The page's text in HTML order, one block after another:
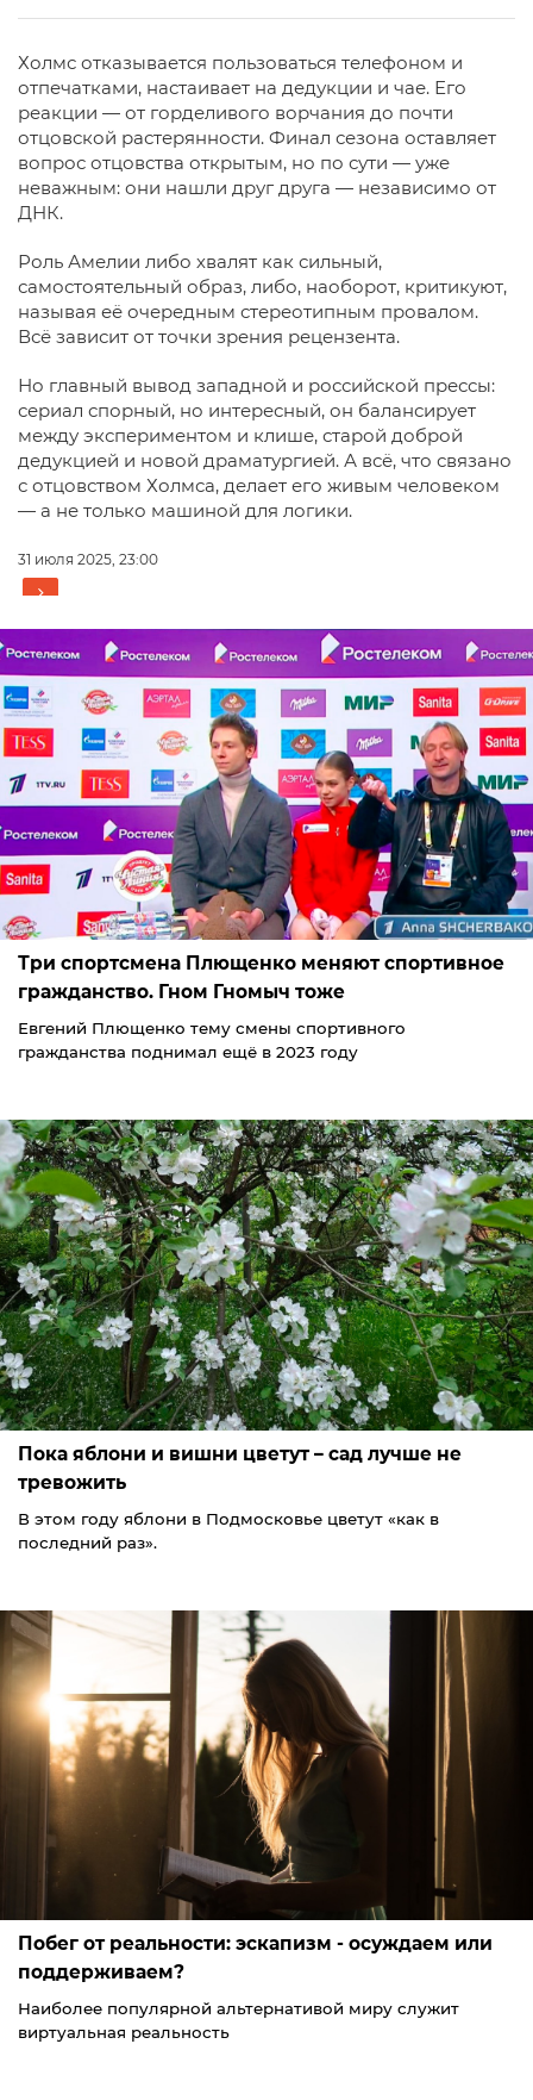
Холмс отказывается пользоваться телефоном и
отпечатками, настаивает на дедукции и чае. Его
реакции — от горделивого ворчания до почти
отцовской растерянности. Финал сезона оставляет
вопрос отцовства открытым, но по сути — уже
неважным: они нашли друг друга — независимо от
ДНК.
Роль Амелии либо хвалят как сильный,
самостоятельный образ, либо, наоборот, критикуют,
называя её очередным стереотипным провалом.
Всё зависит от точки зрения рецензента.
Но главный вывод западной и российской прессы:
сериал спорный, но интересный, он балансирует
между экспериментом и клише, старой доброй
дедукцией и новой драматургией. А всё, что связано
с отцовством Холмса, делает его живым человеком
— а не только машиной для логики.
31 июля 2025, 23:00
Три спортсмена Плющенко меняют спортивное
гражданство. Гном Гномыч тоже
Евгений Плющенко тему смены спортивного
гражданства поднимал ещё в 2023 году
Пока яблони и вишни цветут – сад лучше не
тревожить
В этом году яблони в Подмосковье цветут «как в
последний раз».
Побег от реальности: эскапизм - осуждаем или
поддерживаем?
Наиболее популярной альтернативой миру служит
виртуальная реальность